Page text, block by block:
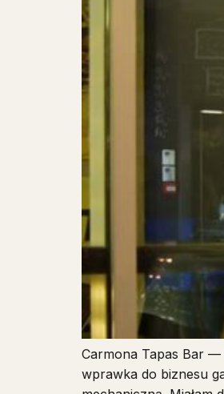
Carmona Tapas Bar —
wprawka do biznesu